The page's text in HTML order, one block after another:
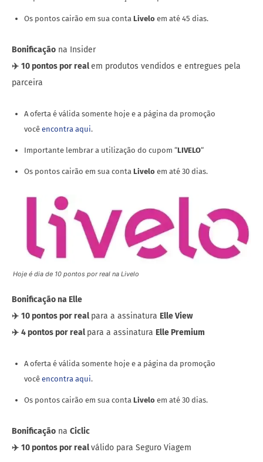
Os pontos cairão em sua conta Livelo em até 45 dias.
Bonificação na Insider
✈️ 10 pontos por realem produtos vendidos e entregues pela
parceira
A oferta é válida somente hoje e a página da promoção
você encontra aqui.
Importante lembrar a utilização do cupom “LIVELO“
Os pontos cairão em sua conta Livelo em até 30 dias.
Hoje é dia de 10 pontos por real na Livelo
Bonificação na Elle
✈️ 10 pontos por real para a assinatura Elle View
✈️ 4 pontos por real para a assinatura Elle Premium
A oferta é válida somente hoje e a página da promoção
você encontra aqui.
Os pontos cairão em sua conta Livelo em até 30 dias.
Bonificação na Ciclic
✈️ 10 pontos por realválido para Seguro Viagem